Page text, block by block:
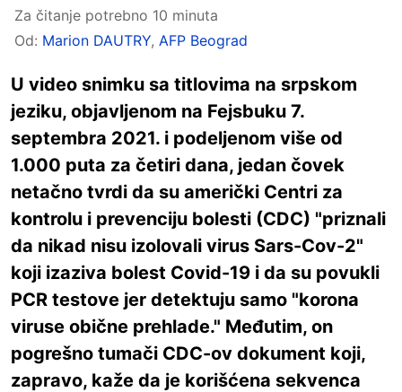
Za čitanje potrebno 10 minuta
Od: Marion DAUTRY, AFP Beograd
U video snimku sa titlovima na srpskom
jeziku, objavljenom na Fejsbuku 7.
septembra 2021. i podeljenom više od
1.000 puta za četiri dana, jedan čovek
netačno tvrdi da su američki Centri za
kontrolu i prevenciju bolesti (CDC) "priznali
da nikad nisu izolovali virus Sars-Cov-2"
koji izaziva bolest Covid-19 i da su povukli
PCR testove jer detektuju samo "korona
viruse obične prehlade." Međutim, on
pogrešno tumači CDC-ov dokument koji,
zapravo, kaže da je korišćena sekvenca